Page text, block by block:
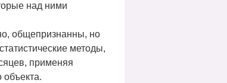
над ними
общепризнанны, но
методы,
применяя
объекта.